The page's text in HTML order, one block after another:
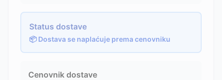
Status dostave
📦 Dostava se naplaćuje prema cenovniku
Cenovnik dostave